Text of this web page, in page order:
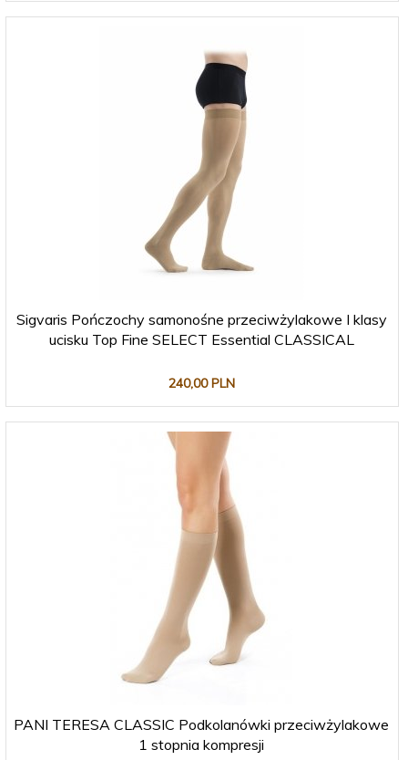
Sigvaris Pończochy samonośne przeciwżylakowe I klasy
ucisku Top Fine SELECT Essential CLASSICAL
240,00 PLN
PANI TERESA CLASSIC Podkolanówki przeciwżylakowe
1 stopnia kompresji